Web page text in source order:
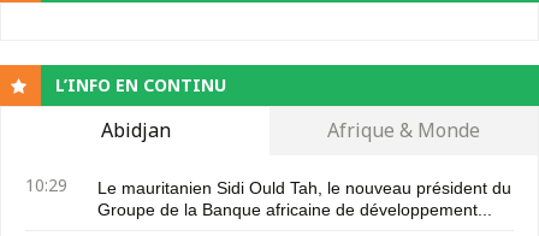
L’INFO EN CONTINU
Abidjan Afrique & Monde
10:29
Le mauritanien Sidi Ould Tah, le nouveau président du
Groupe de la Banque africaine de développement...